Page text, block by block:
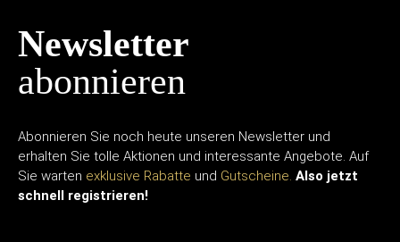
Newsletter
abonnieren
Abonnieren Sie noch heute unseren Newsletter und
erhalten Sie tolle Aktionen und interessante Angebote. Auf
Sie warten exklusive Rabatte und Gutscheine. Also jetzt
schnell registrieren!